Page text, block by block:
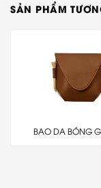
SẢN PHẨM
BAO DA BÓNG